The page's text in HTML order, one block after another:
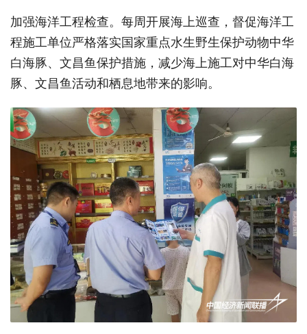
加强海洋工程检查。每周开展海上巡查，督促海洋工
程施工单位严格落实国家重点水生野生保护动物中华
白海豚、文昌鱼保护措施，减少海上施工对中华白海
豚、文昌鱼活动和栖息地带来的影响。